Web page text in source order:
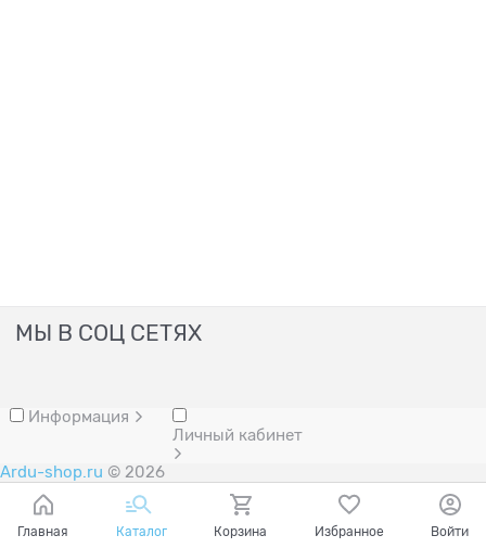
МЫ В СОЦ СЕТЯХ
Информация
Личный кабинет
Ardu-shop.ru © 2026
Главная Каталог Корзина Избранное Войти